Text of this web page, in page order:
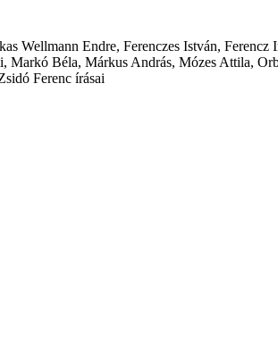
Wellmann Endre, Ferenczes István,
Béla, Márkus András, Mózes Attila,
Ferenc írásai